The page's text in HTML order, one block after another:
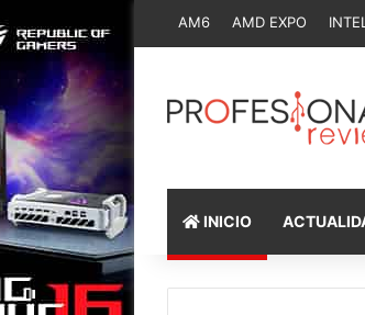
AM6 AMD EXPO
INICIO